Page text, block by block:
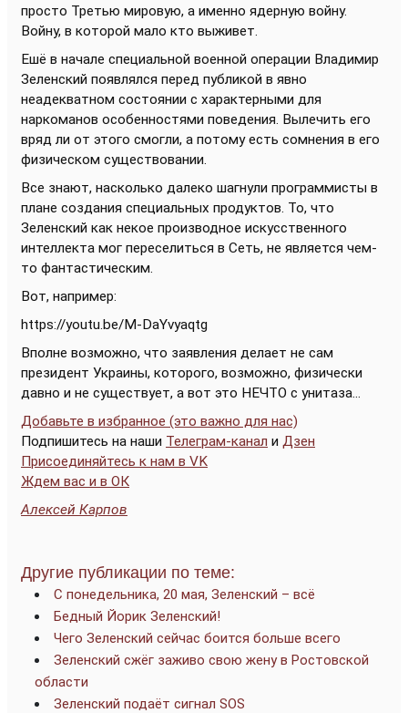
просто Третью мировую, а именно ядерную войну.
Войну, в которой мало кто выживет.
Ешё в начале специальной военной операции Владимир
Зеленский появлялся перед публикой в явно
неадекватном состоянии с характерными для
наркоманов особенностями поведения. Вылечить его
вряд ли от этого смогли, а потому есть сомнения в его
физическом существовании.
Все знают, насколько далеко шагнули программисты в
плане создания специальных продуктов. То, что
Зеленский как некое производное искусственного
интеллекта мог переселиться в Сеть, не является чем-
то фантастическим.
Вот, например:
https://youtu.be/M-DaYvyaqtg
Вполне возможно, что заявления делает не сам
президент Украины, которого, возможно, физически
давно и не существует, а вот это НЕЧТО с унитаза...
Добавьте в избранное (это важно для нас)
Подпишитесь на наши Телеграм-канал и Дзен
Присоединяйтесь к нам в VK
Ждем вас и в ОК
Алексей Карпов
Другие публикации по теме:
С понедельника, 20 мая, Зеленский – всё
Бедный Йорик Зеленский!
Чего Зеленский сейчас боится больше всего
Зеленский сжёг заживо свою жену в Ростовской
области
Зеленский подаёт сигнал SOS